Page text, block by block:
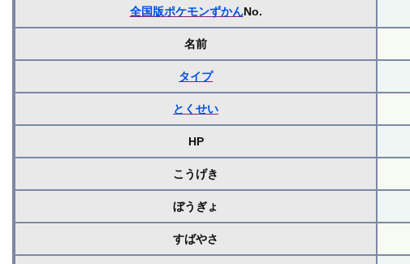
全国版ポケモンずかんNo.
名前
タイプ
とくせい
HP
こうげき
ぼうぎょ
すばやさ